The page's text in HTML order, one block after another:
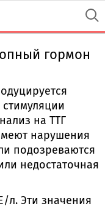
гормон
на ТТГ
нарушения
подозреваются
недостаточная
л. Эти значения